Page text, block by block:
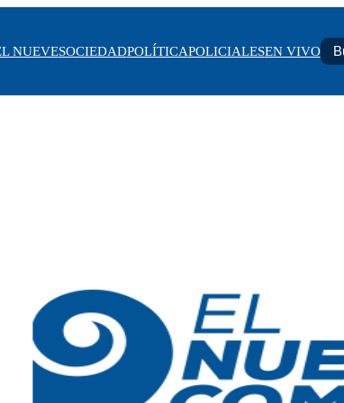
NUEVESOCIEDADPOLÍTICAPOLICIALESEN VIVO